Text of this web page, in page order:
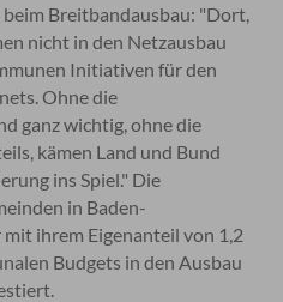
Breitbandausbau: "Dort,
nicht in den Netzausbau
Initiativen für den
Ohne die
ganz wichtig, ohne die
kämen Land und Bund
ins Spiel." Die
in Baden-
ihrem Eigenanteil von 1,2
Budgets in den Ausbau